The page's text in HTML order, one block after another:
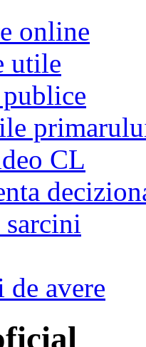
online
utile
CL
avere